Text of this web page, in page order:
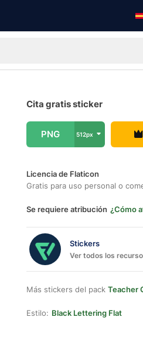
Cita gratis sticker
PNG 512px
Licencia de Flaticon
Gratis para uso personal o
Se requiere atribución ¿Cómo
Stickers
Ver todos los
Más stickers del pack Teacher
Estilo: Black Lettering Flat